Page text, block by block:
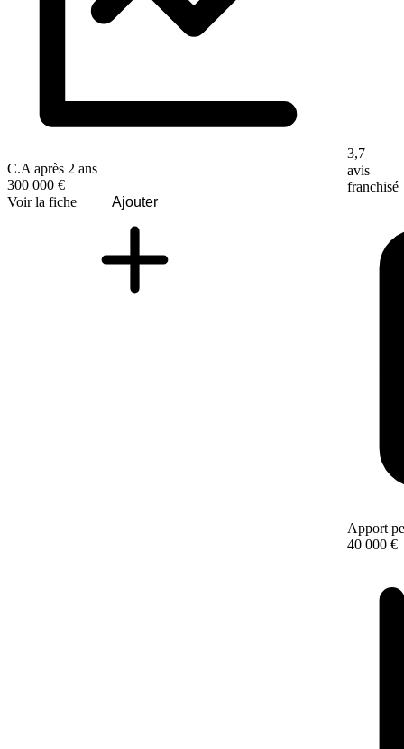
C.A après 2 ans
300 000 €
Voir la fiche
Ajouter
3,7
avis
franchisé
Apport
40 000 €